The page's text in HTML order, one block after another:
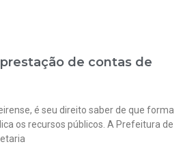
de contas de
é seu direito saber de que forma
os recursos públicos. A Prefeitura de